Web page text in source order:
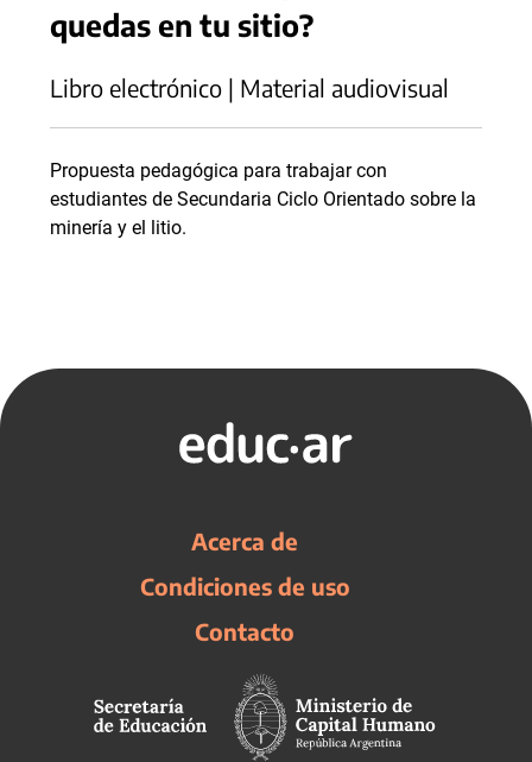
quedas en tu sitio?
Libro electrónico | Material audiovisual
Propuesta pedagógica para trabajar con
estudiantes de Secundaria Ciclo Orientado sobre la
minería y el litio.
Acerca de
Condiciones de uso
Contacto